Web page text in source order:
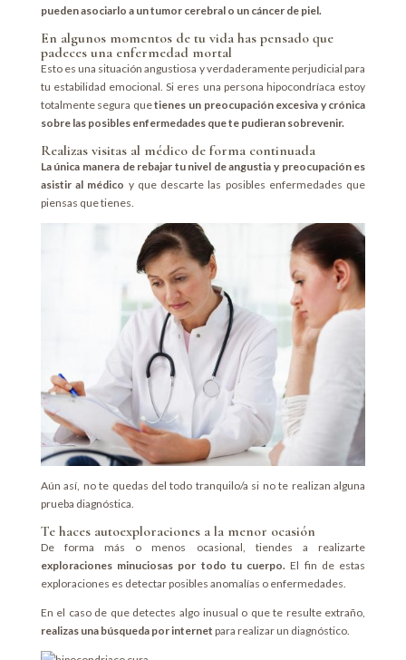
pueden asociarlo a un tumor cerebral o un cáncer de piel.
En algunos momentos de tu vida has pensado que
padeces una enfermedad mortal
Esto es una situación angustiosa y verdaderamente perjudicial para
tu estabilidad emocional. Si eres una persona hipocondríaca estoy
totalmente segura quetienes un preocupación excesiva y crónica
sobre las posibles enfermedades que te pudieran sobrevenir.
Realizas visitas al médico de forma continuada
La única manera de rebajar tu nivel de angustia y preocupación es
asistir al médico y que descarte las posibles enfermedades que
piensas que tienes.
Aún así, no te quedas del todo tranquilo/a si no te realizan alguna
prueba diagnóstica.
Te haces autoexploraciones a la menor ocasión
De forma más o menos ocasional, tiendes a realizarte
exploraciones minuciosas por todo tu cuerpo. El fin de estas
exploraciones es detectar posibles anomalías o enfermedades.
En el caso de que detectes algo inusual o que te resulte extraño,
realizas una búsqueda por internet para realizar un diagnóstico.